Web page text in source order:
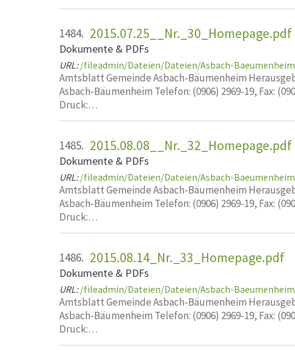
1484. 2015.07.25__Nr._30_Homepage.pdf
Dokumente & PDFs
URL: /fileadmin/Dateien/Dateien/Asbach-
Amtsblatt Gemeinde Asbach-Bäumenheim
Asbach-Bäumenheim Telefon: (0906) 2969-19, Fax:
Druck:…
1485. 2015.08.08__Nr._32_Homepage.pdf
Dokumente & PDFs
URL: /fileadmin/Dateien/Dateien/Asbach-
Amtsblatt Gemeinde Asbach-Bäumenheim
Asbach-Bäumenheim Telefon: (0906) 2969-19, Fax:
Druck:…
1486. 2015.08.14_Nr._33_Homepage.pdf
Dokumente & PDFs
URL: /fileadmin/Dateien/Dateien/Asbach-
Amtsblatt Gemeinde Asbach-Bäumenheim
Asbach-Bäumenheim Telefon: (0906) 2969-19, Fax:
Druck:…